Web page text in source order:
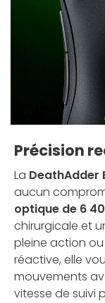
Précision
La DeathAdder
aucun
optique de 6
chirurgicale et
pleine action
réactive, elle
mouvements
vitesse de suivi